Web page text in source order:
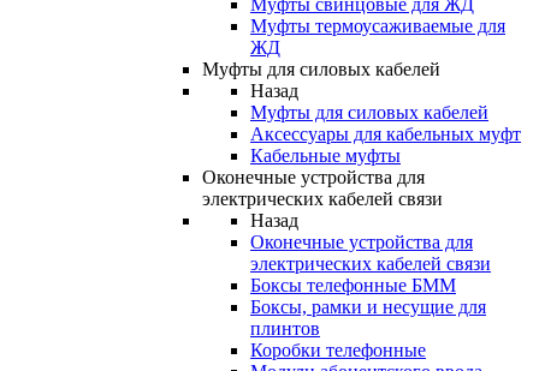
Муфты свинцовые для ЖД
Муфты термоусаживаемые для
ЖД
Муфты для силовых кабелей
Назад
Муфты для силовых кабелей
Аксессуары для кабельных муфт
Кабельные муфты
Оконечные устройства для
электрических кабелей связи
Назад
Оконечные устройства для
электрических кабелей связи
Боксы телефонные БММ
Боксы, рамки и несущие для
плинтов
Коробки телефонные